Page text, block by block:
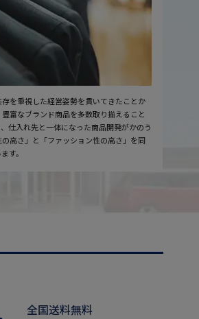
を重視した経営姿勢を貫いてきたことか
富なブランド商品を多数取り揃えること
仕入れ先と一体になった商品開発がかのう
高さ」と「ファッション性の高さ」を同
す。
全国送料無料